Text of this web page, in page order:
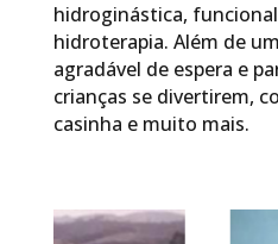
hidroginástica,
hidroterapia. Além de
agradável de espera e
crianças se divertirem,
casinha e muito mais.